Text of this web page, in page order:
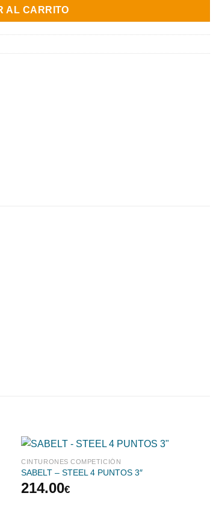
AL CARRITO
CINTURONES COMPETICIÓN
SABELT – STEEL 4 PUNTOS 3″
214.00€